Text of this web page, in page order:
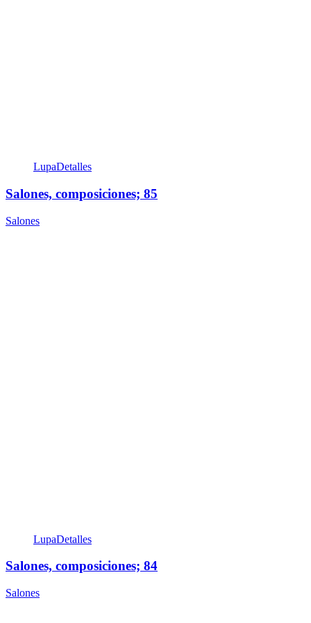
LupaDetalles
Salones, composiciones; 85
Salones
LupaDetalles
Salones, composiciones; 84
Salones